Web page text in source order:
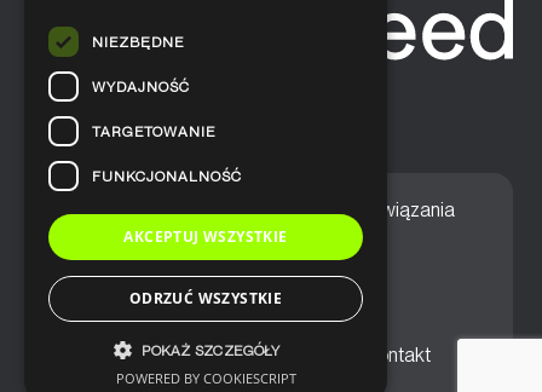
Home Nasze podejście Rozwiązania
Usługi Aktualności
Ogólne warunki sprzedaży Kontakt
NIEZBĘDNE
WYDAJNOŚĆ
TARGETOWANIE
FUNKCJONALNOŚĆ
AKCEPTUJ WSZYSTKIE
ODRZUĆ WSZYSTKIE
POKAŻ SZCZEGÓŁY
POWERED BY COOKIESCRIPT